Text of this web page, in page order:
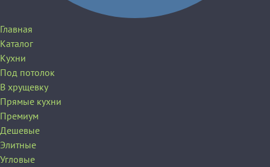
Главная
Каталог
Кухни
Под потолок
В хрущевку
Прямые кухни
Премиум
Дешевые
Элитные
Угловые